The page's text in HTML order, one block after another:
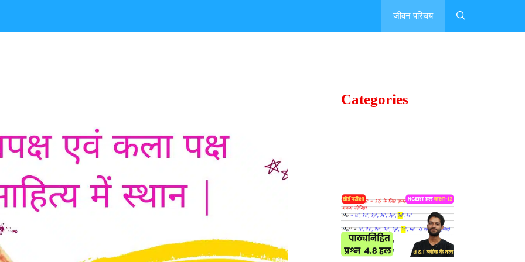
जीवन परिचय
Categories